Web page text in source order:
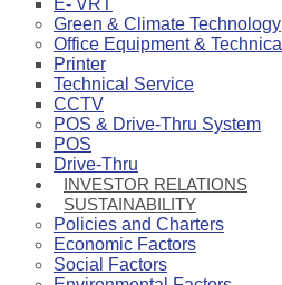
E- VRT
Green & Climate Technology
Office Equipment & Technical
Printer
Technical Service
CCTV
POS & Drive-Thru System
POS
Drive-Thru
INVESTOR RELATIONS
SUSTAINABILITY
Policies and Charters
Economic Factors
Social Factors